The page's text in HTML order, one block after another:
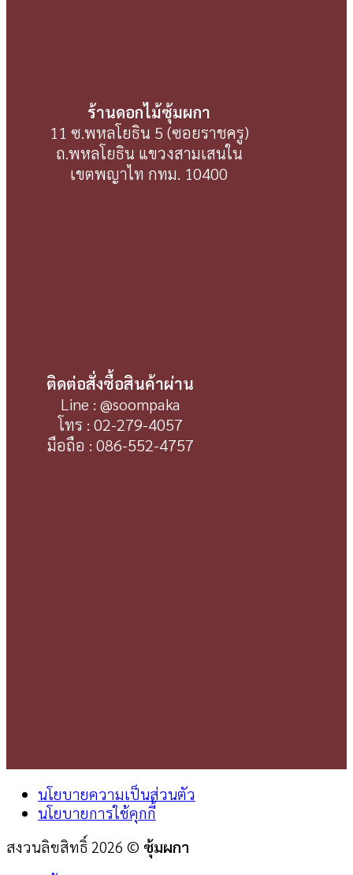
ร้านดอกไม้ซุ้มผกา
11 ซ.พหลโยธิน 5 (ซอยราชครู)
ถ.พหลโยธิน แขวงสามเสนใน
เขตพญาไท กทม. 10400
ติดต่อสั่งซื้อสินค้าผ่าน
Line : @soompaka
โทร : 02-279-4057
มือถือ : 086-552-4757
นโยบายความเป็นส่วนตัว
นโยบายการใช้คุกกี้
สงวนลิขสิทธิ์ 2026 © ซุ้มผกา